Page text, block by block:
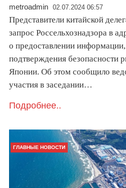
metroadmin 02.07.2024 06:57
Представители китайской
запрос Россельхознадзора в
о предоставлении
подтверждения безопасности
Японии. Об этом сообщило
участия в заседании…
Подробнее..
ГЛАВНЫЕ НОВОСТИ